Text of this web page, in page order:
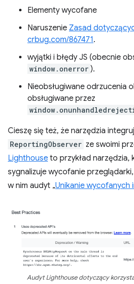
Elementy wycofane
Naruszenie Zasad
crbug.com/867471.
wyjątki i błędy JS (obecnie
window.onerror ).
Nieobsługiwane odrzucenia
obsługiwane przez
Cieszę się też, że narzędzia
ReportingObserver ze swoimi
Lighthouse to przykład narzędzia,
sygnalizuje wycofanie
w nim audyt „Unikanie wycofanych
Audyt Lighthouse dotyczący